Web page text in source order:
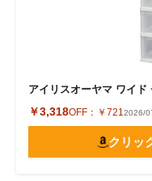
アイリスオーヤマ ワイド
￥3,318OFF： ￥7212026/
クリッ